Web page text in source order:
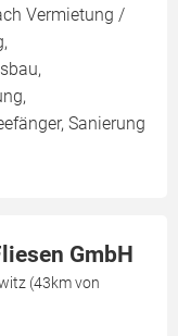
Vermietung /
Sanierung
GmbH
(43km von